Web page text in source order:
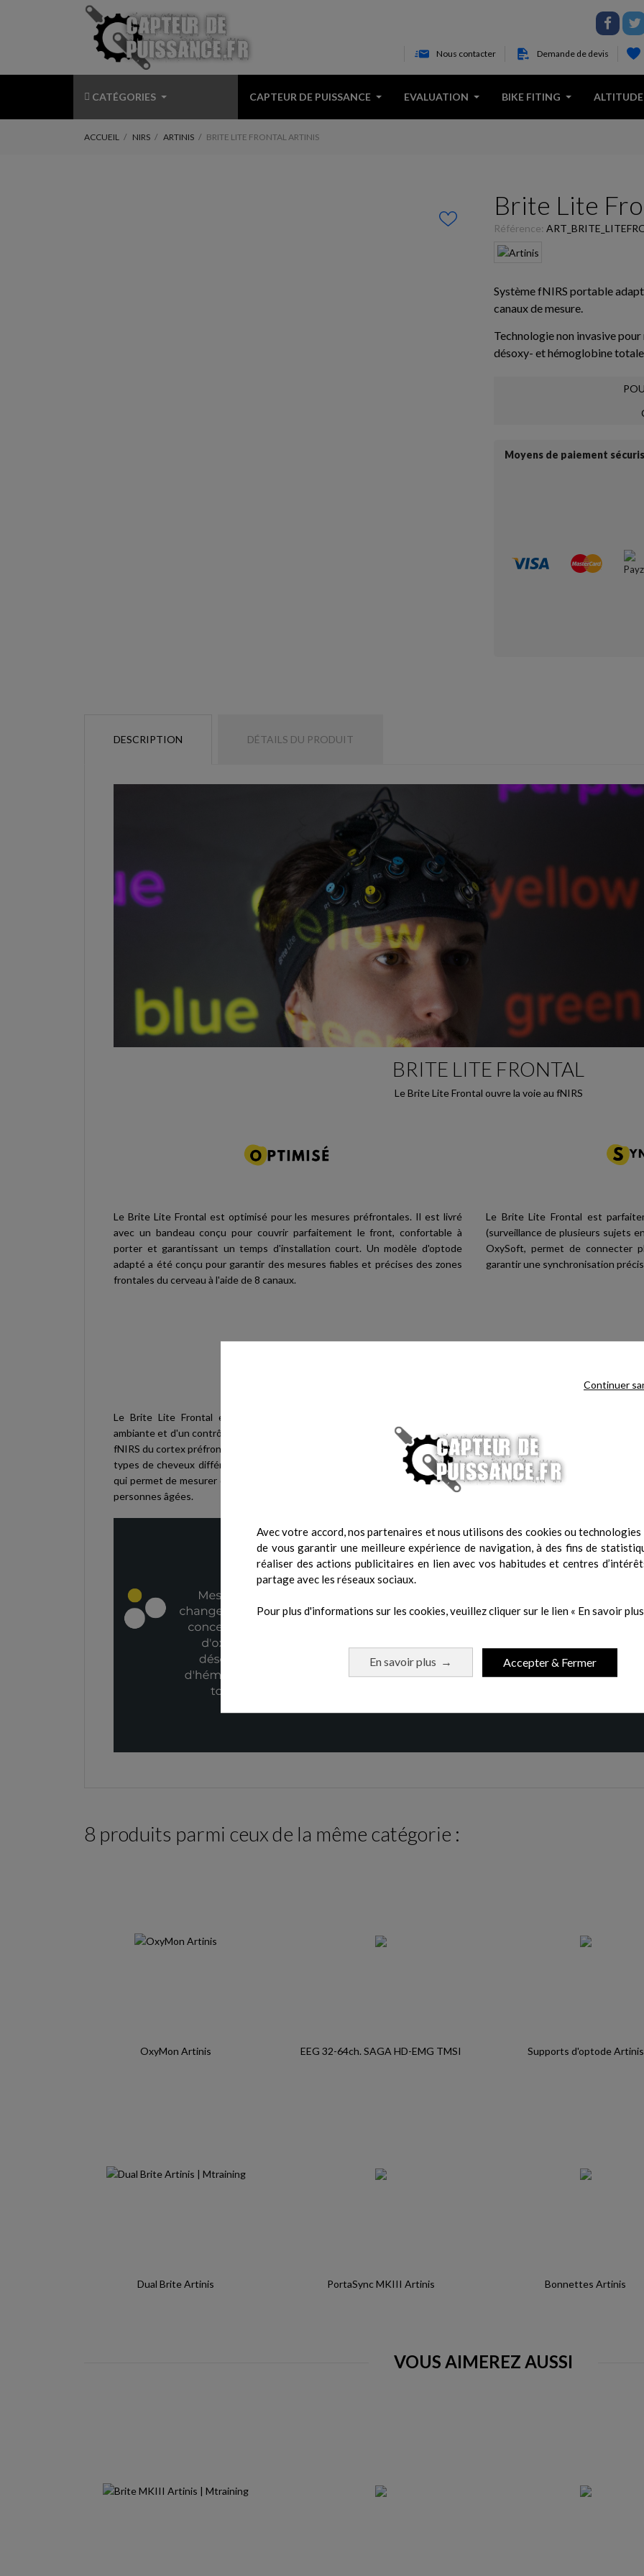
Continuer
Avec votre accord, nos partenaires et nous utilisons des cookies ou
de vous garantir une meilleure expérience de navigation, à des fins de
réaliser des actions publicitaires en lien avec vos habitudes et centres
partage avec les réseaux sociaux.
Pour plus d'informations sur les cookies, veuillez cliquer sur le lien « En savoir plus
En savoir plus → Accepter & Fermer
Nous contacter Demande de devis
CATÉGORIES CAPTEUR DE PUISSANCE EVALUATION BIKE FITING ALTITUDE
ACCUEIL NIRS ARTINIS BRITE LITE FRONTAL ARTINIS
Brite Lite
Référence:
Système fNIRS portable
canaux de mesure.
Technologie non invasive
désoxy- et hémoglobine
Moyens de paiement
DESCRIPTION DÉTAILS DU PRODUIT
BRITE LITE FRONTAL
Le Brite Lite Frontal ouvre la voie au fNIRS
Le Brite Lite Frontal est optimisé pour les mesures préfrontales. Il est livré
avec un bandeau conçu pour couvrir parfaitement le front, confortable à
porter et garantissant un temps d'installation court. Un modèle d'optode
adapté a été conçu pour garantir des mesures fiables et précises des zones
frontales du cerveau à l'aide de 8 canaux.
Le Brite Lite Frontal est
(surveillance de plusieurs sujets
OxySoft, permet de connecter
garantir une synchronisation
Le Brite Lite Frontal est doté d'une correction améliorée de la lumière
ambiante et d'un contrôle de gain multi-puissance. Cela permet de mesurer la
fNIRS du cortex préfrontal chez des sujets ayant des couleurs de peau et des
types de cheveux différents. Le bandeau dédié peut être ajusté en taille, ce
qui permet de mesurer des sujets de différentes tailles, des adolescents aux
personnes âgées.
véritablement portable qui peut
facilement être attachée au
Par conséquent, l'appareil peut
le terrain, pendant l'exercice, à
8 produits parmi ceux de la même catégorie :
OxyMon Artinis EEG 32-64ch. SAGA HD-EMG TMSI Supports d'optode Artinis
Dual Brite Artinis PortaSync MKIII Artinis Bonnettes Artinis
VOUS AIMEREZ AUSSI